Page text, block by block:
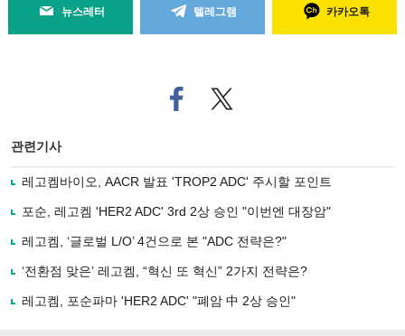
뉴스레터 텔레그램 카카오톡
페
이
로
사
유
기
트위
터로
관련기사
레고켐바이오, AACR 발표 'TROP2 ADC' 주시할 포인트
포순, 레고켐 'HER2 ADC' 3rd 2상 승인 "이번엔 대장암"
레고켐, ‘글로벌 L/O’ 4건으로 본 "ADC 전략은?"
‘전환점 맞은’ 레고켐, “혁신 또 혁신” 2가지 전략은?
레고켐, 포순파마 'HER2 ADC' "폐암 中 2상 승인"